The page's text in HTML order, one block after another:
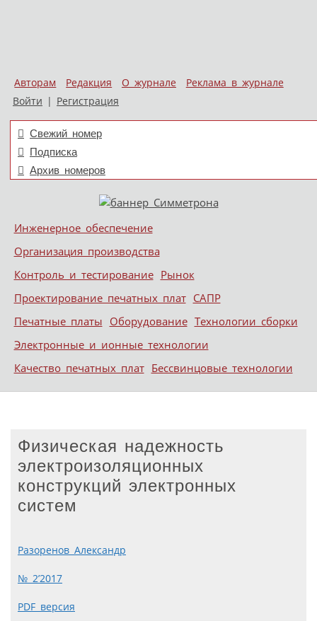
Авторам Редакция О журнале
Реклама в журнале
Войти | Регистрация
Свежий номер
Подписка
Архив номеров
Меню
Skip to content
Инженерное обеспечение
Организация производства
Контроль и тестирование Рынок
Проектирование печатных плат САПР
Печатные платы Оборудование Технологии сборки
Электронные и ионные технологии
Качество печатных плат Бессвинцовые технологии
Физическая надежность
электроизоляционных
конструкций электронных
систем
Разоренов Александр
№ 2’2017
PDF версия